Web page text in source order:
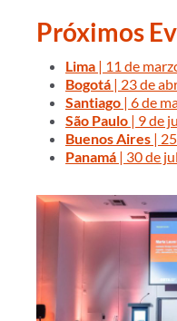
Próximos
Lima | 11 de
Bogotá | 23 de
Santiago | 6 de
São Paulo | 9 de
Buenos Aires |
Panamá | 30 de